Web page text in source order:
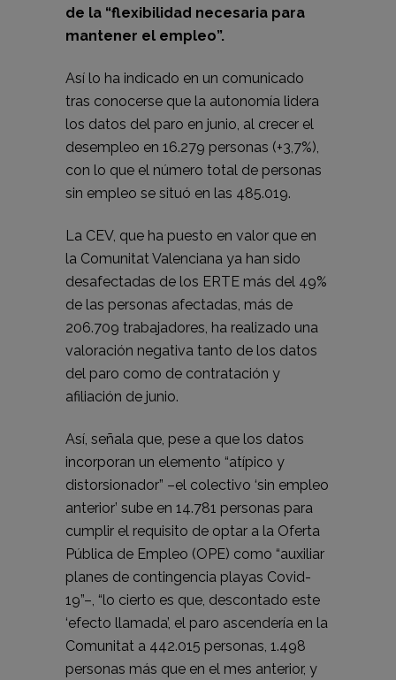
de la “flexibilidad necesaria para
mantener el empleo”.
Así lo ha indicado en un comunicado
tras conocerse que la autonomía lidera
los datos del paro en junio, al crecer el
desempleo en 16.279 personas (+3,7%),
con lo que el número total de personas
sin empleo se situó en las 485.019.
La CEV, que ha puesto en valor que en
la Comunitat Valenciana ya han sido
desafectadas de los ERTE más del 49%
de las personas afectadas, más de
206.709 trabajadores, ha realizado una
valoración negativa tanto de los datos
del paro como de contratación y
afiliación de junio.
Así, señala que, pese a que los datos
incorporan un elemento “atípico y
distorsionador” –el colectivo ‘sin empleo
anterior’ sube en 14.781 personas para
cumplir el requisito de optar a la Oferta
Pública de Empleo (OPE) como “auxiliar
planes de contingencia playas Covid-
19”–, “lo cierto es que, descontado este
‘efecto llamada’, el paro ascendería en la
Comunitat a 442.015 personas, 1.498
personas más que en el mes anterior, y